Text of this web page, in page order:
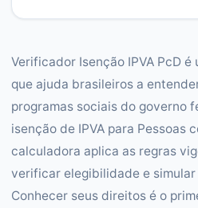
Verificador Isenção IPVA PcD
que ajuda brasileiros a
programas sociais do governo
isenção de IPVA para Pessoas
calculadora aplica as regras
verificar elegibilidade e
Conhecer seus direitos é o